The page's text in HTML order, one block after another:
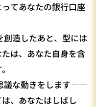
てあなたの銀行口座
創造したあと、型には
は、あなた自身を含
議な動きをします――
、あなたはしばし